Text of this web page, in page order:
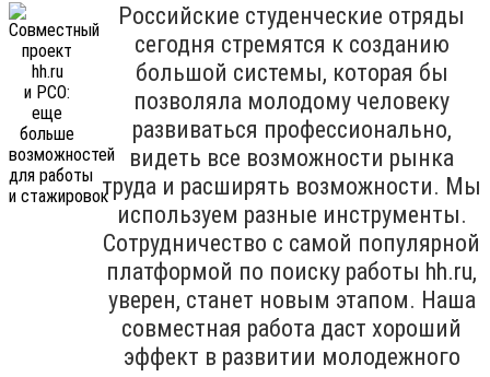
Российские студенческие отряды
сегодня стремятся к созданию
большой системы, которая бы
позволяла молодому человеку
развиваться профессионально,
видеть все возможности рынка
труда и расширять возможности. Мы
используем разные инструменты.
Сотрудничество с самой популярной
платформой по поиску работы hh.ru,
уверен, станет новым этапом. Наша
совместная работа даст хороший
эффект в развитии молодежного